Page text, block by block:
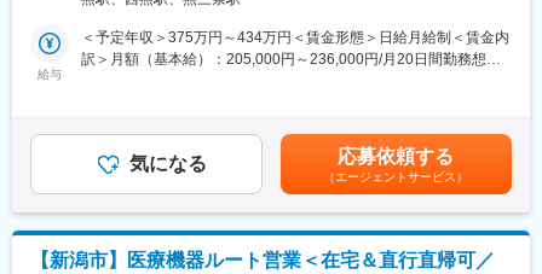
現在は1名の社員と派遣社員3名が業務にあたっており、更なる生
産量拡大を見据えながら、OJTにて業務を習得いただきます。
・製品の検査 など
■魅力的な制度：
給与
＜予定年収＞375万円～434万円＜賃金形態＞日給月給制＜賃金内
訳＞月額（基本給）：205,000円～236,000円/月20日間勤務想定
手当あり／条件：10分単位※予定年収には通勤手当、住宅手当、
家族手当は含んでおりません。賃金はあくまでも目安の金額であ
り、選考を通じて上下する可能性があります。月給(月額)は固定手
当を含めた表記です。
気になる 応募依頼する
（エージェントサービス）
【新潟市】医療機器ルート営業＜在宅＆直行直帰可／